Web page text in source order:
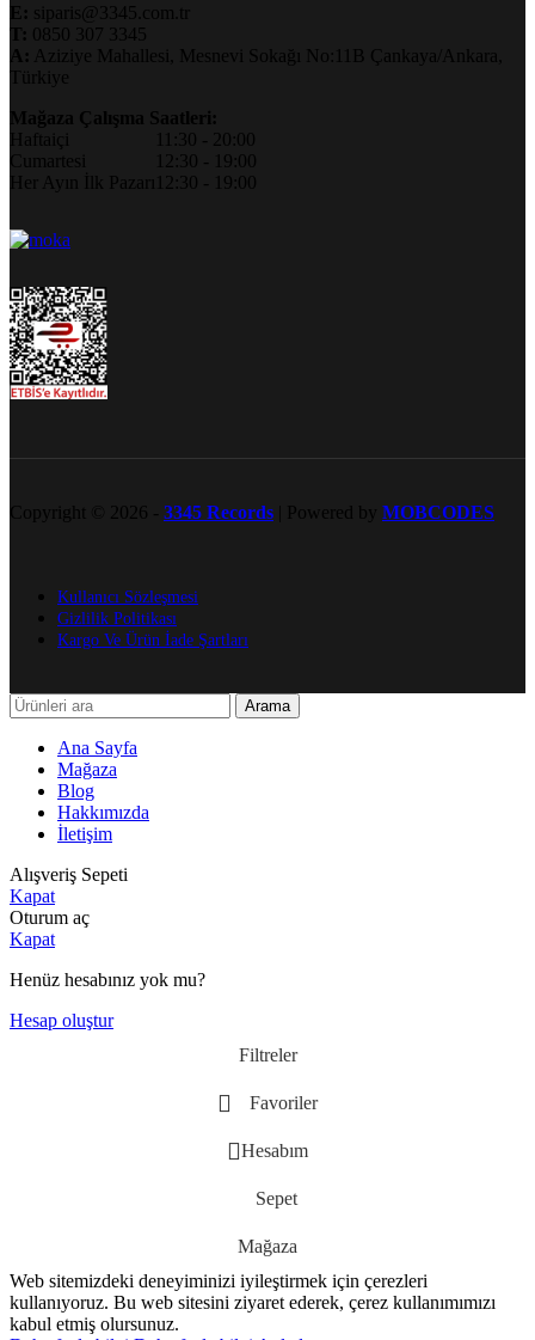
E: siparis@3345.com.tr
T: 0850 307 3345
A: Aziziye Mahallesi, Mesnevi Sokağı No:11B Çankaya/Ankara,
Türkiye
Mağaza Çalışma Saatleri:
Haftaiçi
Cumartesi
Her Ayın İlk Pazarı
11:30 - 20:00
12:30 - 19:00
12:30 - 19:00
Copyright © 2026 - 3345 Records | Powered by MOBCODES
Kullanıcı Sözleşmesi
Gizlilik Politikası
Kargo Ve Ürün İade Şartları
Arama
Ana Sayfa
Mağaza
Blog
Hakkımızda
İletişim
Alışveriş Sepeti
Kapat
Oturum aç
Kapat
Henüz hesabınız yok mu?
Hesap oluştur
Filtreler
Favoriler
Hesabım
Sepet
Mağaza
Web sitemizdeki deneyiminizi iyileştirmek için çerezleri
kullanıyoruz. Bu web sitesini ziyaret ederek, çerez kullanımımızı
kabul etmiş olursunuz.